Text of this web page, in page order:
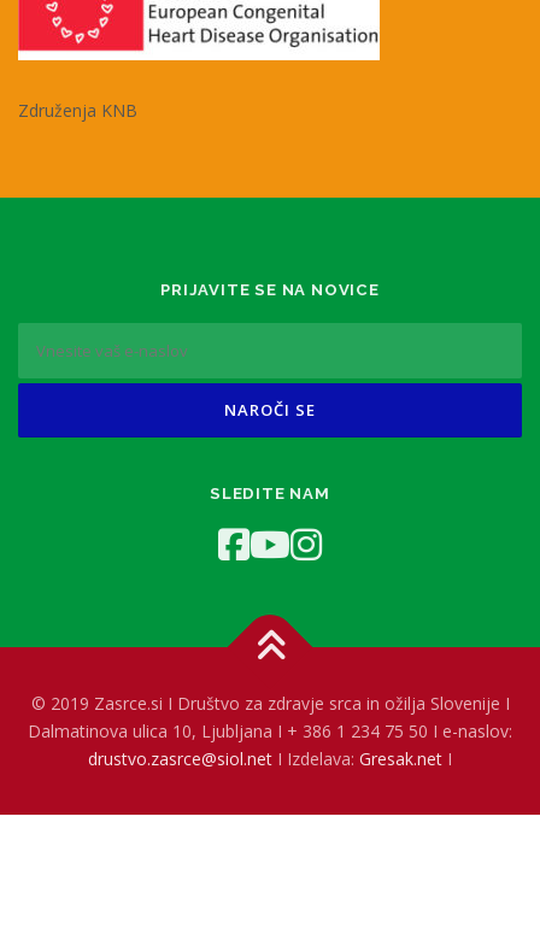
Združenja KNB
PRIJAVITE SE NA NOVICE
SLEDITE NAM
© 2019 Zasrce.si I Društvo za zdravje srca in ožilja Slovenije I
Dalmatinova ulica 10, Ljubljana I + 386 1 234 75 50 I e-naslov:
drustvo.zasrce@siol.net I Izdelava: Gresak.net I